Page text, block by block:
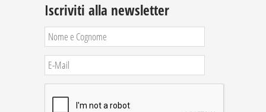
Iscriviti alla newsletter